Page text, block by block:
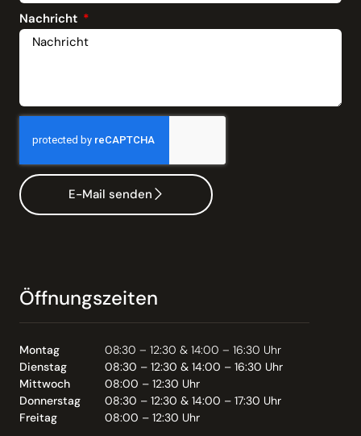
Nachricht
E-Mail senden
Öffnungszeiten
Montag
08:30 – 12:30 & 14:00 – 16:30 Uhr
Dienstag
08:30 – 12:30 & 14:00 – 16:30 Uhr
Mittwoch
08:00 – 12:30 Uhr
Donnerstag
08:30 – 12:30 & 14:00 – 17:30 Uhr
Freitag
08:00 – 12:30 Uhr